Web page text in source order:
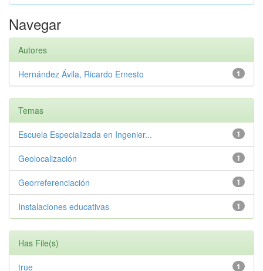
Navegar
Autores
1
Hernández Ávila, Ricardo Ernesto
Temas
1
Escuela Especializada en Ingenier...
1
Geolocalización
1
Georreferenciación
1
Instalaciones educativas
Has File(s)
1
true